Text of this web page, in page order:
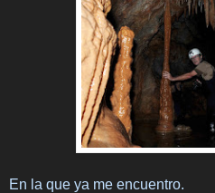
En la que ya me encuentro.